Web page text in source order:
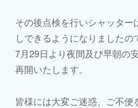
その後点検を行いシャッター
しできるようになりましたの
7月29日より夜間及び早朝の
再開いたします。
皆様には大変ご迷惑、ご不便
シ
ョ
ン